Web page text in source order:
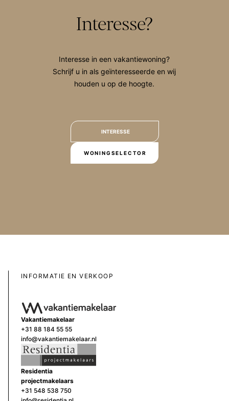
Interesse?
Interesse in een vakantiewoning?
Schrijf u in als geïnteresseerde en wij
houden u op de hoogte.
INTERESSE
WONINGSELECTOR
INFORMATIE EN VERKOOP
Vakantiemakelaar
+31 88 184 55 55
info@vakantiemakelaar.nl
Residentia
projectmakelaars
+31 548 538 750